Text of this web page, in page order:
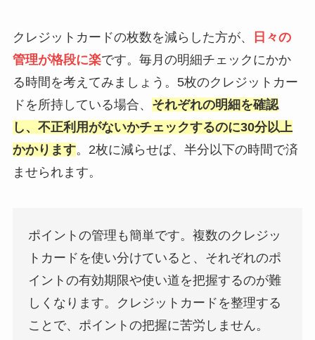
クレジットカードの枚数を減らした方が、
日々の
管理が格段に楽です。毎月の明細チェックにかか
る時間を考えてみましょう。5枚のクレジットカー
ドを所持している場合、 それぞれの明細を確認
し、不正利用がないかチェックするのに30分以上
かかります。2枚に減らせば、半分以下の時間で済
ませられます。
ポイントの管理も簡単です。複数のクレジッ
トカードを使い分けていると、それぞれのポ
イントの有効期限や使い道を把握するのが難
しくなります。クレジットカードを整理する
ことで、ポイントの把握に苦労しません。